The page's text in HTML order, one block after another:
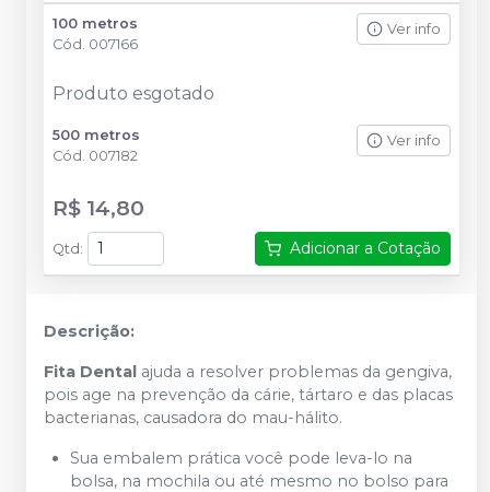
100 metros
Cód. 007166
Ver info
Produto esgotado
500 metros
Cód. 007182
Ver info
R$ 14,80
Qtd: Adicionar a Cotação
Descrição:
Fita Dental ajuda a resolver problemas da gengiva,
pois age na prevenção da cárie, tártaro e das placas
bacterianas, causadora do mau-hálito.
Sua embalem prática você pode leva-lo na
bolsa, na mochila ou até mesmo no bolso para